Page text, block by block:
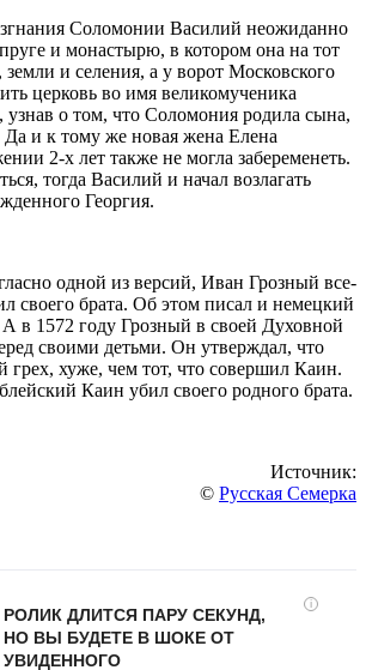
Соломонии Василий неожиданно
и монастырю, в котором она на тот
и селения, а у ворот Московского
церковь во имя великомученика
о том, что Соломония родила сына,
Да и к тому же новая жена Елена
2-х лет также не могла забеременеть.
тогда Василий и начал возлагать
Георгия.
одной из версий, Иван Грозный все-
своего брата. Об этом писал и немецкий
в 1572 году Грозный в своей Духовной
своими детьми. Он утверждал, что
хуже, чем тот, что совершил Каин.
Каин убил своего родного брата.
Источник:
© Русская Семерка
i
РОЛИК ДЛИТСЯ ПАРУ СЕКУНД,
НО ВЫ БУДЕТЕ В ШОКЕ ОТ
УВИДЕННОГО